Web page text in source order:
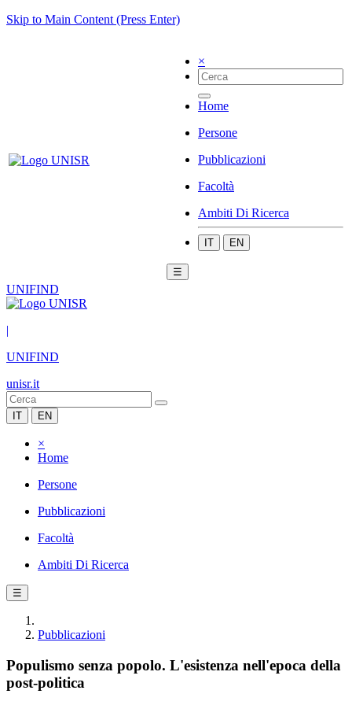
Skip to Main Content (Press Enter)
×
Home
Persone
Pubblicazioni
Facoltà
Ambiti Di Ricerca
IT EN
☰
UNIFIND
|
UNIFIND
unisr.it
IT EN
×
Home
Persone
Pubblicazioni
Facoltà
Ambiti Di Ricerca
☰
Pubblicazioni
Populismo senza popolo. L'esistenza nell'epoca della
post-politica